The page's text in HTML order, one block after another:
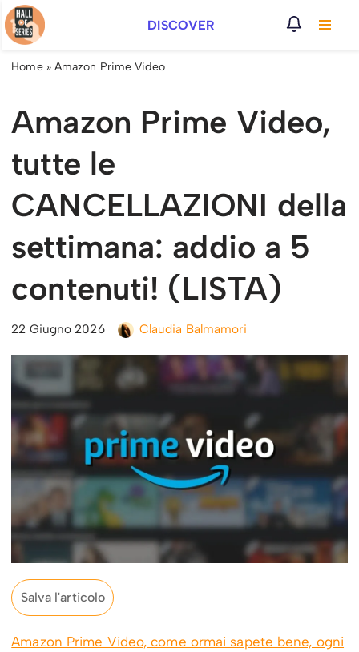
Vai
al
DISCOVER
Home» Amazon Prime Video
Amazon Prime Video,
tutte le
CANCELLAZIONI della
settimana: addio a 5
contenuti! (LISTA)
22 Giugno 2026 Claudia Balmamori
Salva l'articolo
Amazon Prime Video, come ormai sapete bene, ogni